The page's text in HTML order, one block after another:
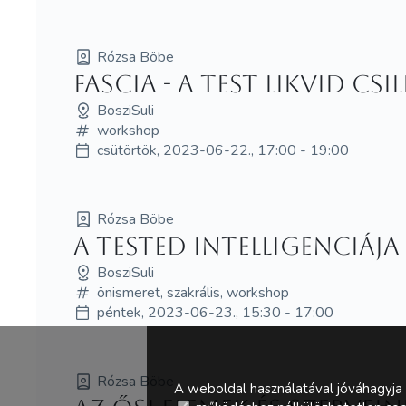
Rózsa Böbe
Fascia - A test likvid
BosziSuli
workshop
csütörtök, 2023-06-22., 17:00 - 19:00
Rózsa Böbe
A tested intelligenciája
BosziSuli
önismeret, szakrális, workshop
péntek, 2023-06-23., 15:30 - 17:00
Rózsa Böbe A weboldal használatával jóváhagyja